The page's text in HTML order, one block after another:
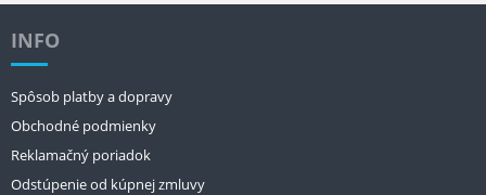
INFO
Spôsob platby a dopravy
Obchodné podmienky
Reklamačný poriadok
Odstúpenie od kúpnej zmluvy